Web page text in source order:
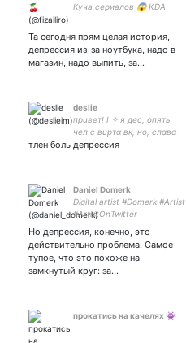
Куча сериалов 😱 KDA -
🎨 Люблю спорт🤔
Та сегодня прям целая история,
депрессия из-за ноутбука, надо в
магазин, надо выпить, за…
deslie
прuвет! Ⅰ ✧ я дес, опять
чел с вuртα вк, но, слαвα
тебе господu, не чбчг.
тлен боль депрессия
Daniel Domerk
Digital artist #Domerk #Artist
#ArtistOnTwitter
Но депрессия, конечно, это
действительно проблема. Самое
тупое, что это похоже на
замкнутый круг: за…
прокатись на качелях 👾